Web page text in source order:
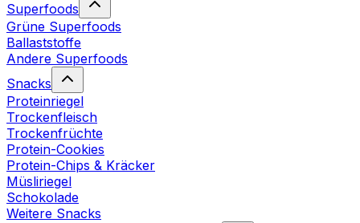
Superfoods
Grüne Superfoods
Ballaststoffe
Andere Superfoods
Snacks
Proteinriegel
Trockenfleisch
Trockenfrüchte
Protein-Cookies
Protein-Chips & Kräcker
Müsliriegel
Schokolade
Weitere Snacks